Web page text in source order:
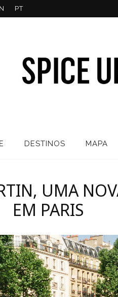
PT
DESTINOS MAPA
UMA
EM PARIS